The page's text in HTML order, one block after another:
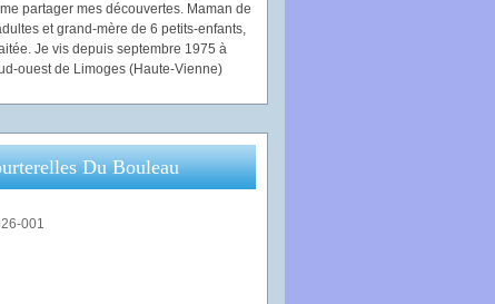
partager mes découvertes. Maman de
et grand-mère de 6 petits-enfants,
Je vis depuis septembre 1975 à
ouest de Limoges (Haute-Vienne)
Du Bouleau